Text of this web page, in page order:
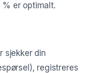
er optimalt.
sjekker din
registreres